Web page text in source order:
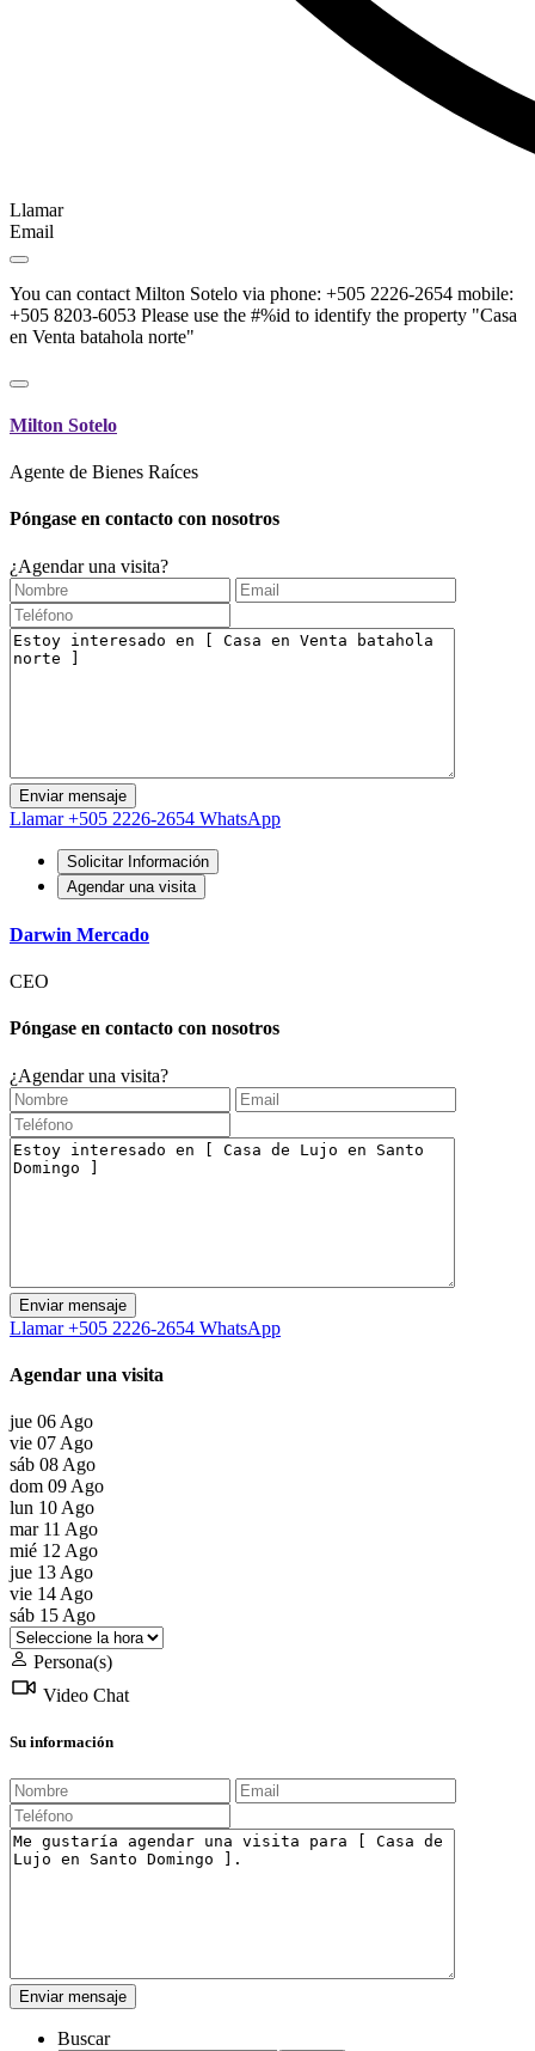
Llamar
Email
You can contact Milton Sotelo via phone: +505 2226-2654 mobile:
+505 8203-6053 Please use the #%id to identify the property "Casa
en Venta batahola norte"
Milton Sotelo
Agente de Bienes Raíces
Póngase en contacto con nosotros
¿Agendar una visita?
Llamar+505 2226-2654 WhatsApp
Solicitar Información
Agendar una visita
Darwin Mercado
CEO
Póngase en contacto con nosotros
¿Agendar una visita?
Llamar+505 2226-2654 WhatsApp
Agendar una visita
jue 06 Ago
vie 07 Ago
sáb 08 Ago
dom 09 Ago
lun 10 Ago
mar 11 Ago
mié 12 Ago
jue 13 Ago
vie 14 Ago
sáb 15 Ago
Persona(s)
Video Chat
Su información
Buscar